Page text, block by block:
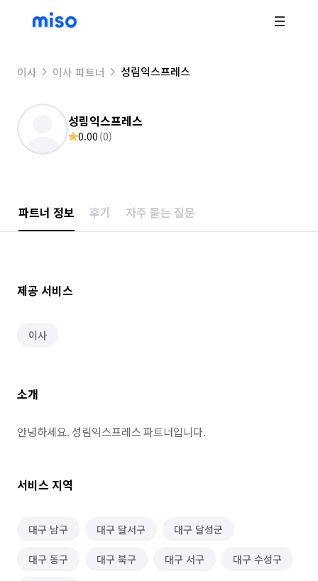
이사 이사 파트너 성림익스프레스
성림익스프레스
0.00 (0)
파트너 정보 후기 자주 묻는 질문
제공 서비스
이사
소개
안녕하세요. 성림익스프레스 파트너입니다.
서비스 지역
대구 남구 대구 달서구 대구 달성군
대구 동구 대구 북구 대구 서구 대구 수성구